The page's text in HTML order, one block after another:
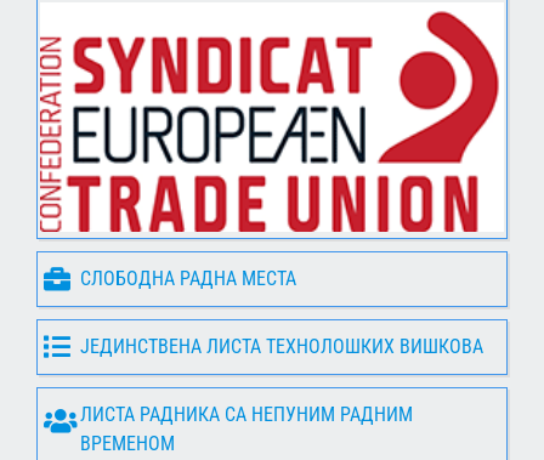
СЛОБОДНА РАДНА МЕСТА
ЈЕДИНСТВЕНА ЛИСТА ТЕХНОЛОШКИХ ВИШКОВА
ЛИСТА РАДНИКА СА НЕПУНИМ РАДНИМ
ВРЕМЕНОМ